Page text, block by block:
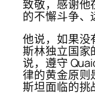
致敬，感谢他
的不懈斗争、
他说，如果没
斯林独立国家
说，遵守
律的黄金原则
斯坦面临的挑